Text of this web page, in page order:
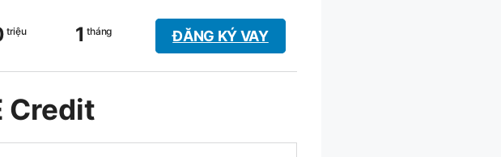
triệu 1 tháng ĐĂNG KÝ VAY
Credit